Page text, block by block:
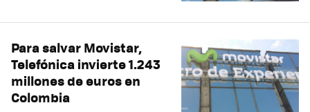
Para salvar Movistar,
Telefónica invierte 1.243
millones de euros en
Colombia